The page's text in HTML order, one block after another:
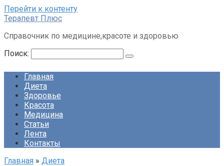
Перейти к контенту
Терапевт Плюс
Справочник по медицине,красоте и здоровью
Поиск:
Главная
Диета
Здоровье
Красота
Медицина
Статьи
Лента
Контакты
Главная » Диета